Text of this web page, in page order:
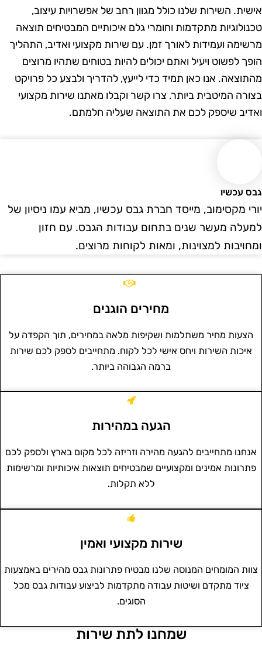
השירות שלנו כולל מגוון רחב של אפשרויות עיצוב,
מתקדמות וחומרי גלם איכותיים המבטיחים תוצאה
ועמידות לאורך זמן. עם שירות מקצועי ואדיב, התהליך
לפשוט ויעיל ואתם יכולים להיות בטוחים שתהיו מרוצים
אנו כאן תמיד כדי לייעץ, להדריך ולבצע כל פרויקט
המיטבית ביותר. צרו קשר וקבלו מאתנו שירות מקצועי
שיספק לכם את התוצאה שעליה חלמתם.
עכשיו
מקסימוב, מייסד חברת גבס עכשיו, מביא עמו ניסיון של
מעשר שנים בתחום עבודות הגבס. עם חזון
למצוינות, ומאות לקוחות מרוצים.
מחירים הוגנים
הצעות מחיר משתלמות ושקיפות מלאה במחירים, תוך הקפדה על
איכות השירות ויחס אישי לכל לקוח. מתחייבים לספק לכם שירות
ברמה הגבוהה ביותר.
הגעה במהירות
אנחנו מתחייבים להגעה מהירה וזריזה לכל מקום בארץ ולספק לכם
פתרונות אמינים ומקצועיים שמבטיחים תוצאות איכותיות ומרשימות
ללא תקלות.
שירות מקצועי ואמין
צוות המומחים המנוסה שלנו מבטיח פתרונות גבס מהירים באמצעות
ציוד מתקדם ושיטות עבודה מתקדמות לביצוע עבודות גבס מכל
הסוגים.
שמחנו לתת שירות